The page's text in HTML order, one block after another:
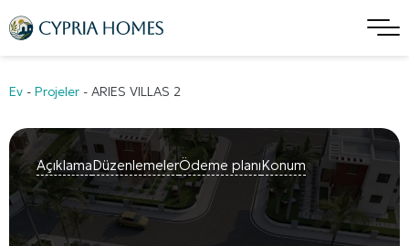
Ev - Projeler - ARIES VILLAS 2
AçıklamaDüzenlemelerÖdeme planıKonum